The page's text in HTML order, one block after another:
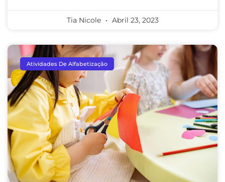
Tia Nicole Abril 23, 2023
Atividades De Alfabetização